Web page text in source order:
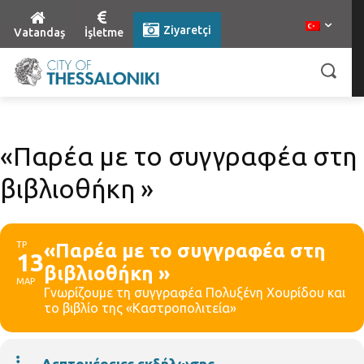
Vatandaş İşletme Ziyaretçi
«Παρέα με το συγγραφέα στη
βιβλιοθήκη »
ΤΡ
13
ΜΑΡ
«Παρέα με το συγγραφέα στη
βιβλιοθήκη »
Γνωρίζουμε τη συγγραφέα Πολυξένη Χουρίδου και
το βιβλίο της «Καστροπολιτεία»